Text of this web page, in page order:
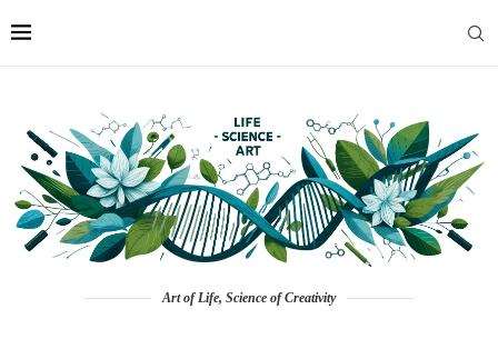
Art of Life, Science of Creativity